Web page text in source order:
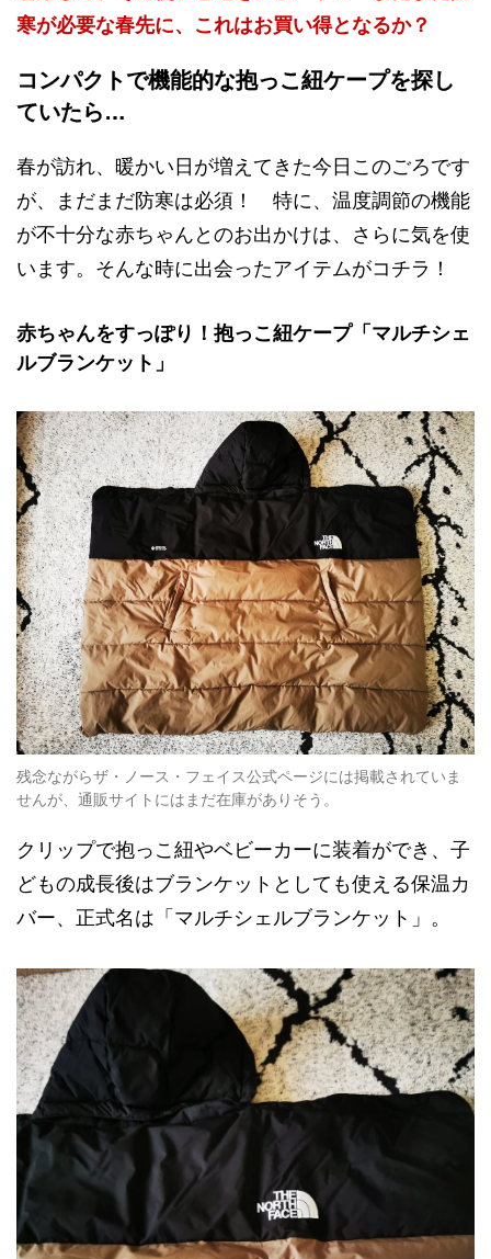
寒が必要な春先に、これはお買い得となるか？
コンパクトで機能的な抱っこ紐ケープを探し
ていたら…
春が訪れ、暖かい日が増えてきた今日このごろです
が、まだまだ防寒は必須！ 特に、温度調節の機能
が不十分な赤ちゃんとのお出かけは、さらに気を使
います。そんな時に出会ったアイテムがコチラ！
赤ちゃんをすっぽり！抱っこ紐ケープ「マルチシェ
ルブランケット」
残念ながらザ・ノース・フェイス公式ページには掲載されていま
せんが、通販サイトにはまだ在庫がありそう。
クリップで抱っこ紐やベビーカーに装着ができ、子
どもの成長後はブランケットとしても使える保温カ
バー、正式名は「マルチシェルブランケット」。